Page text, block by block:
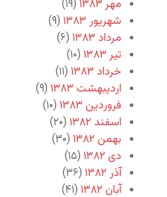
مهر ۱۳۸۳
(۱۹)
شهریور ۱۳۸۳
(۹)
مرداد ۱۳۸۳
(۶)
تیر ۱۳۸۳
(۱۰)
خرداد ۱۳۸۳
(۱۱)
اردیبهشت ۱۳۸۳
(۹)
فروردین ۱۳۸۳
(۱۰)
اسفند ۱۳۸۲
(۲۰)
بهمن ۱۳۸۲
(۳۰)
دی ۱۳۸۲
(۱۵)
آذر ۱۳۸۲
(۳۶)
آبان ۱۳۸۲
(۴۱)